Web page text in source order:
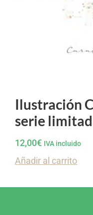
Ilustración
serie
12,00€ IVA incluido
Añadir al carrito